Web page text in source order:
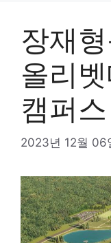
장재
올리
캠퍼
2023년 12월 06